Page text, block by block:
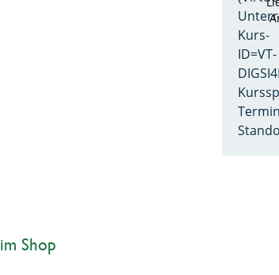
Kurs-
ID=VT-
Shop